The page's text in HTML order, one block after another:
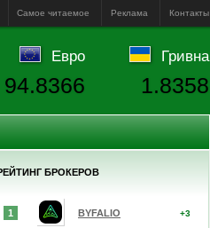
Самое читаемое Реклама Контакты
БРОКЕРОВ
1 BYFALIO +3
Евро
94.8366
Гривна
1.8358